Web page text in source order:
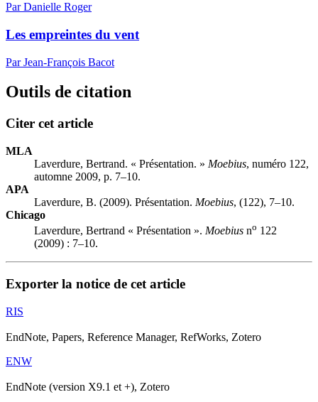
Par Danielle Roger
Les empreintes du vent
Par Jean-François Bacot
Outils de citation
Citer cet article
MLA
Laverdure, Bertrand. « Présentation. » Moebius, numéro 122,
automne 2009, p. 7–10.
APA
Laverdure, B. (2009). Présentation. Moebius, (122), 7–10.
Chicago
Laverdure, Bertrand « Présentation ». Moebius no 122
(2009) : 7–10.
Exporter la notice de cet article
RIS
EndNote, Papers, Reference Manager, RefWorks, Zotero
ENW
EndNote (version X9.1 et +), Zotero